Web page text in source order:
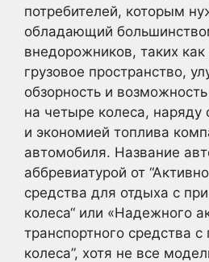
потребителей, которым
обладающий
внедорожников, таких
грузовое пространство,
обзорность и
на четыре колеса, наряду
и экономией топлива
автомобиля. Название
аббревиатурой от
средства для отдыха с
колеса“ или «Надежного
транспортного средства
колеса”, хотя не все